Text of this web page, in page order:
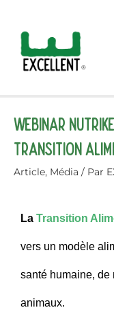
Webinar
transition
Article, Média / Par
La Transition
vers un modèle
santé humaine, de
animaux.